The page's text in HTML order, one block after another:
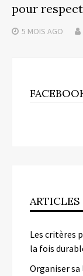
pour
5 MOIS AGO
ARTICLES
Les critères
la fois
Organiser